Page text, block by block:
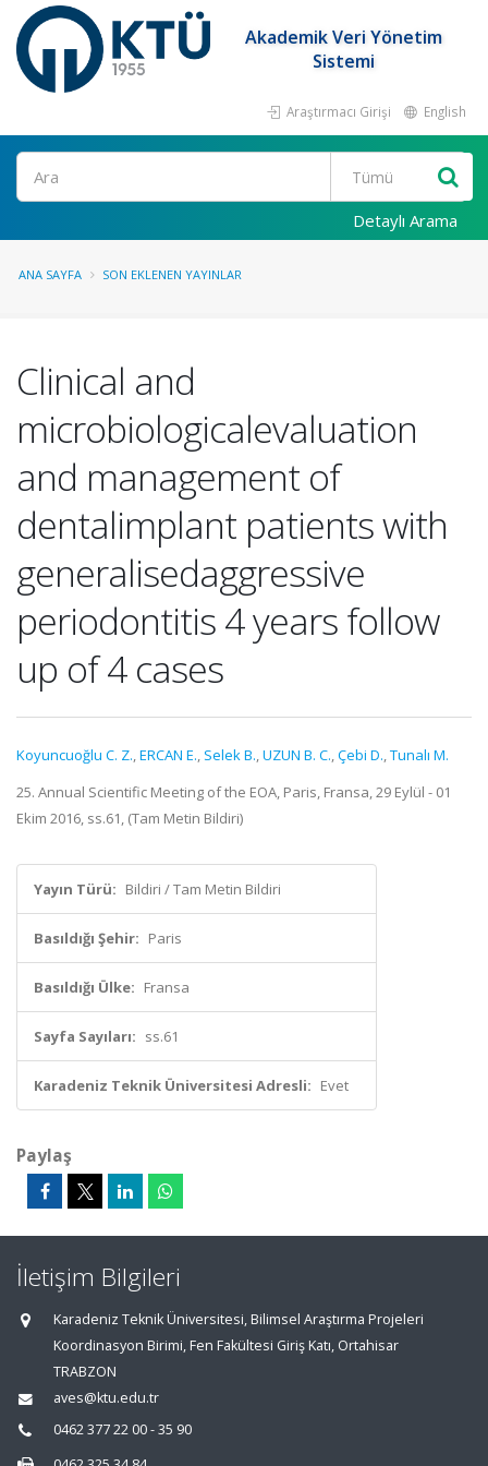
Akademik Veri Yönetim
Sistemi
Araştırmacı Girişi English
Ara
Detaylı Arama
ANA SAYFA SON EKLENEN YAYINLAR
Clinical and
microbiologicalevaluation
and management of
dentalimplant patients with
generalisedaggressive
periodontitis 4 years follow
up of 4 cases
Koyuncuoğlu C. Z.,ERCAN E., Selek B.,UZUN B. C.,Çebi D.,Tunalı M.
25. Annual Scientific Meeting of the EOA, Paris, Fransa, 29 Eylül - 01
Ekim 2016, ss.61, (Tam Metin Bildiri)
Yayın Türü: Bildiri / Tam Metin Bildiri
Basıldığı Şehir: Paris
Basıldığı Ülke: Fransa
Sayfa Sayıları: ss.61
Karadeniz Teknik Üniversitesi Adresli: Evet
Paylaş
İletişim Bilgileri
Karadeniz Teknik Üniversitesi, Bilimsel Araştırma Projeleri
Koordinasyon Birimi, Fen Fakültesi Giriş Katı, Ortahisar
TRABZON
aves@ktu.edu.tr
0462 377 22 00 - 35 90